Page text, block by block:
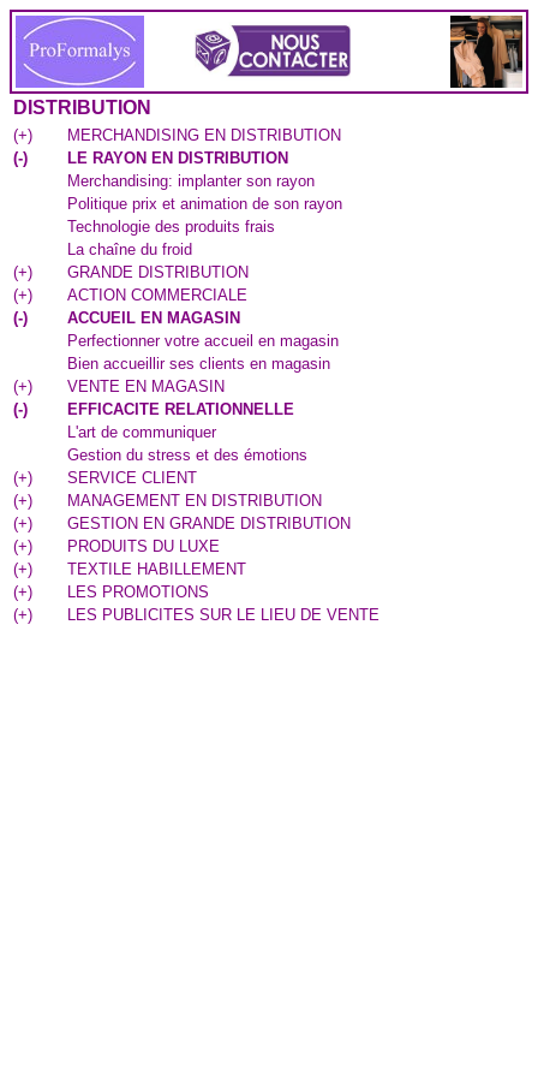
DISTRIBUTION
(+)
MERCHANDISING EN DISTRIBUTION
(-)
LE RAYON EN DISTRIBUTION
Merchandising: implanter son rayon
Politique prix et animation de son rayon
Technologie des produits frais
La chaîne du froid
(+)
GRANDE DISTRIBUTION
(+)
ACTION COMMERCIALE
(-)
ACCUEIL EN MAGASIN
Perfectionner votre accueil en magasin
Bien accueillir ses clients en magasin
(+)
VENTE EN MAGASIN
(-)
EFFICACITE RELATIONNELLE
L'art de communiquer
Gestion du stress et des émotions
(+)
SERVICE CLIENT
(+)
MANAGEMENT EN DISTRIBUTION
(+)
GESTION EN GRANDE DISTRIBUTION
(+)
PRODUITS DU LUXE
(+)
TEXTILE HABILLEMENT
(+)
LES PROMOTIONS
(+) LES PUBLICITES SUR LE LIEU DE VENTE